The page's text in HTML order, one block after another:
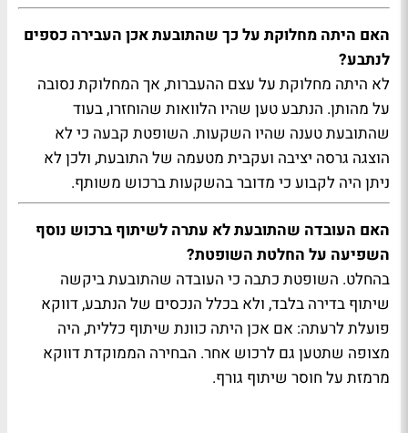
האם היתה מחלוקת על כך שהתובעת אכן העבירה כספים
לנתבע?
לא היתה מחלוקת על עצם ההעברות, אך המחלוקת נסובה
על מהותן. הנתבע טען שהיו הלוואות שהוחזרו, בעוד
שהתובעת טענה שהיו השקעות. השופטת קבעה כי לא
הוצגה גרסה יציבה ועקבית מטעמה של התובעת, ולכן לא
ניתן היה לקבוע כי מדובר בהשקעות ברכוש משותף.
האם העובדה שהתובעת לא עתרה לשיתוף ברכוש נוסף
השפיעה על החלטת השופטת?
בהחלט. השופטת כתבה כי העובדה שהתובעת ביקשה
שיתוף בדירה בלבד, ולא בכלל הנכסים של הנתבע, דווקא
פועלת לרעתה: אם אכן היתה כוונת שיתוף כללית, היה
מצופה שתטען גם לרכוש אחר. הבחירה הממוקדת דווקא
מרמזת על חוסר שיתוף גורף.